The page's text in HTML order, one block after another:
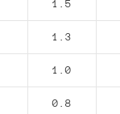
1.5
1.3
1.0
0.8